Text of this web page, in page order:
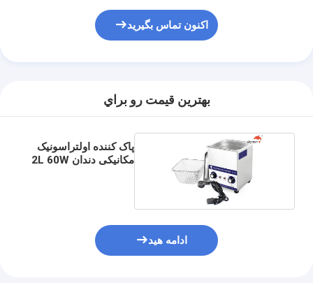
اکنون تماس بگیرید
بهترين قيمت رو براي
پاک کننده اولتراسونیک
مکانیکی دندان 2L 60W
ادامه هید